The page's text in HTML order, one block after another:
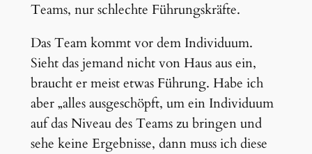
Teams, nur schlechte Führungskräfte.
Das Team kommt vor dem Individuum.
Sieht das jemand nicht von Haus aus ein,
braucht er meist etwas Führung. Habe ich
aber „alles ausgeschöpft, um ein Individuum
auf das Niveau des Teams zu bringen und
sehe keine Ergebnisse, dann muss ich diese